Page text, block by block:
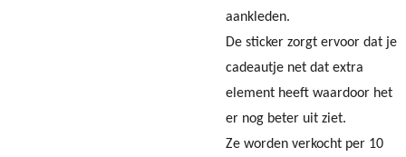
aankleden.
De sticker zorgt ervoor dat je
cadeautje net dat extra
element heeft waardoor het
er nog beter uit ziet.
Ze worden verkocht per 10